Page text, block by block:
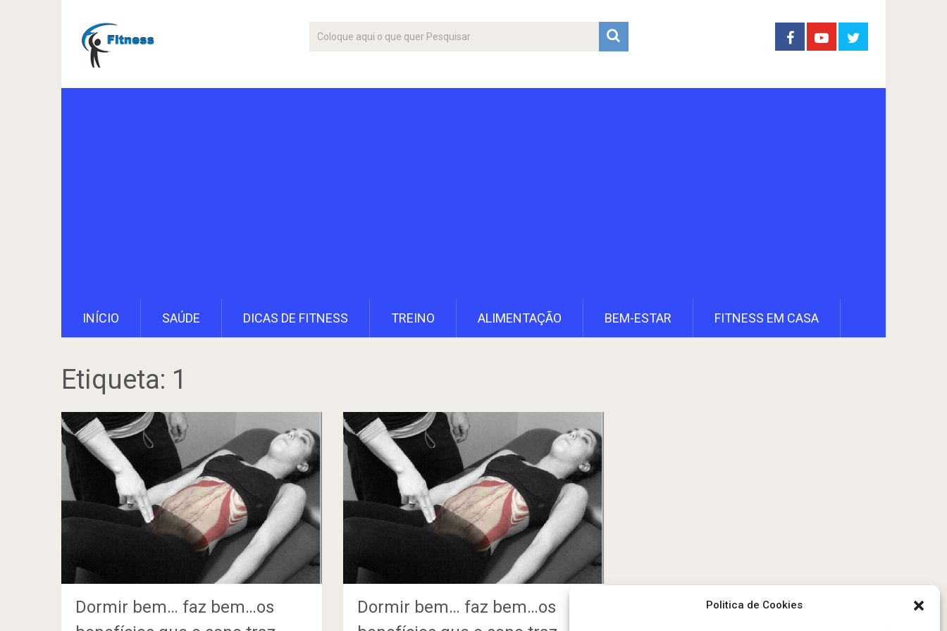
Politica de Cookies
INÍCIO SAÚDE DICAS DE FITNESS TREINO ALIMENTAÇÃO BEM-ESTAR FITNESS EM CASA
Etiqueta: 1
Dormir bem… faz bem…os
Dormir bem… faz bem…os